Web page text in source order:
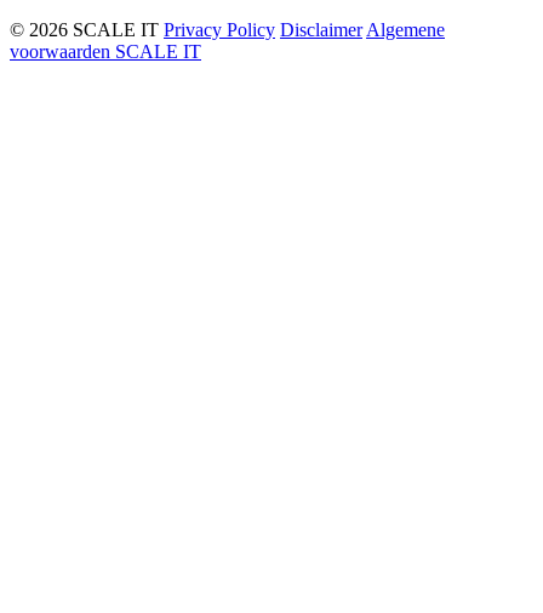
© 2026 SCALE IT Privacy Policy Disclaimer Algemene
voorwaarden SCALE IT